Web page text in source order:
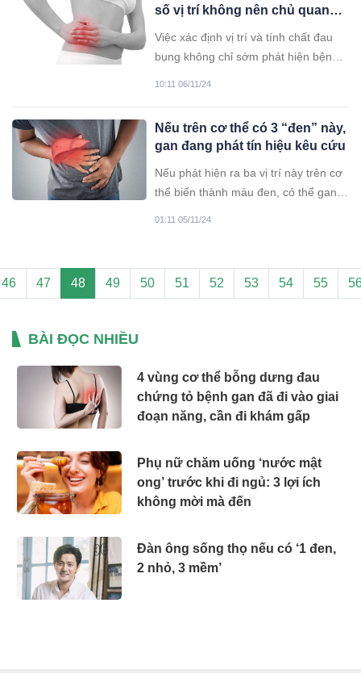
số vị trí không nên chủ quan
Việc xác định vị trí và tính chất đau
bụng không chỉ sớm phát hiện bệnh
10:11 06/11/24
Nếu trên cơ thể có 3 “đen” này,
gan đang phát tín hiệu kêu cứu
Nếu phát hiện ra ba vị trí này trên cơ
thể biến thành màu đen, có thể gan
01:11 05/11/24
46 47 48 49 50 51 52 53 54 55
BÀI ĐỌC NHIỀU
4 vùng cơ thể bỗng dưng đau
chứng tỏ bệnh gan đã đi vào giai
đoạn năng, cần đi khám gấp
Phụ nữ chăm uống ‘nước mật
ong’ trước khi đi ngủ: 3 lợi ích
không mời mà đến
Đàn ông sống thọ nếu có ‘1 đen,
2 nhỏ, 3 mềm’